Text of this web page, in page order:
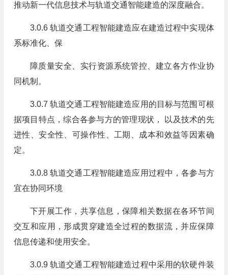
推动新一代信息技术与轨道交通智能建造的深度融合。
3.0.6 轨道交通工程智能建造应在建造过程中实现体
系标准化、保
障质量安全、实行资源系统管控、建立各方作业协
同机制。
3.0.7 轨道交通工程智能建造应用的目标与范围可根
据项目特点，综合各参与方的管理现状， 以及技术的先
进性、安全性、可操作性、工期、成本和效益等因素确
定。
3.0.8 轨道交通工程智能建造应用过程中，各参与方
宜在协同环境
下开展工作，共享信息，保障相关数据在各环节间
交互和应用，形成贯穿建造全过程的数据流，并应保障
信息传递和使用安全。
3.0.9 轨道交通工程智能建造过程中采用的软硬件装